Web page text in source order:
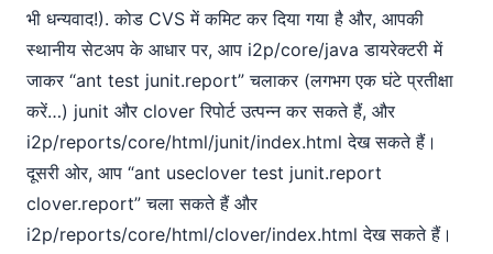
भी धन्यवाद!). कोड CVS में कमिट कर दिया गया है और, आपकी
स्थानीय सेटअप के आधार पर, आप i2p/core/java डायरेक्टरी में
जाकर “ant test junit.report” चलाकर (लगभग एक घंटे प्रतीक्षा
करें…) junit और clover रिपोर्ट उत्पन्न कर सकते हैं, और
i2p/reports/core/html/junit/index.html देख सकते हैं।
दूसरी ओर, आप “ant useclover test junit.report
clover.report” चला सकते हैं और
i2p/reports/core/html/clover/index.html देख सकते हैं।